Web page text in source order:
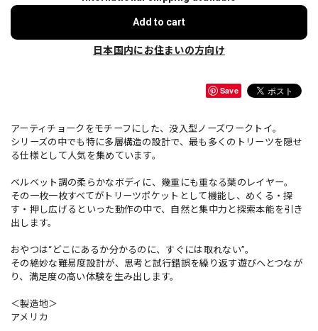
Add to cart
日本国内にお住まいの方向け
Save
アーティチョークをモチーフにした、没入型ノーズワークトイ。
シリーズの中でも特に多層構造の設計で、最も多くのトリーツを隠せ
る仕様として人気を集めています。
ベルベット調の柔らかなボディに、幾重にも重なる葉のレイヤー。
その一枚一枚すべてがトリーツポケットとして機能し、めくる・探
す・押し広げるといった動作の中で、自然と集中力と探索本能を引き
出します。
おやつは“どこにあるか分かるのに、すぐには取れない”。
その絶妙な難易度設計が、思考と試行錯誤を繰り返す遊びへとつなが
り、満足度の高い体験を生み出します。
＜製造地＞
アメリカ